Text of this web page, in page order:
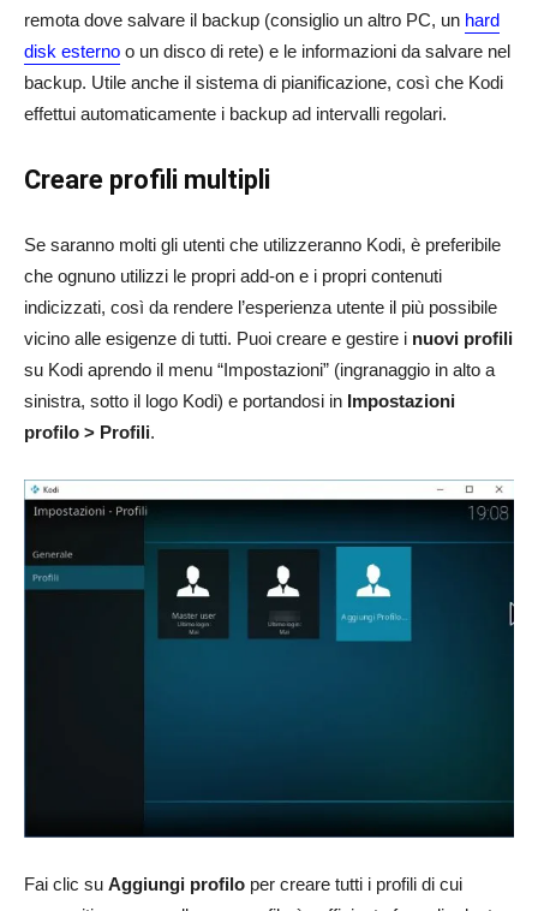
remota dove salvare il backup (consiglio un altro PC, un hard
disk esterno o un disco di rete) e le informazioni da salvare nel
backup. Utile anche il sistema di pianificazione, così che Kodi
effettui automaticamente i backup ad intervalli regolari.
Creare profili multipli
Se saranno molti gli utenti che utilizzeranno Kodi, è preferibile
che ognuno utilizzi le propri add-on e i propri contenuti
indicizzati, così da rendere l’esperienza utente il più possibile
vicino alle esigenze di tutti. Puoi creare e gestire i nuovi profili
su Kodi aprendo il menu “Impostazioni” (ingranaggio in alto a
sinistra, sotto il logo Kodi) e portandosi in Impostazioni
profilo > Profili.
Fai clic su Aggiungi profilo per creare tutti i profili di cui